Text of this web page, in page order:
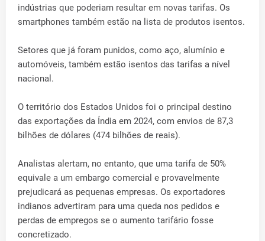
indústrias que poderiam resultar em novas tarifas. Os
smartphones também estão na lista de produtos isentos.
Setores que já foram punidos, como aço, alumínio e
automóveis, também estão isentos das tarifas a nível
nacional.
O território dos Estados Unidos foi o principal destino
das exportações da Índia em 2024, com envios de 87,3
bilhões de dólares (474 bilhões de reais).
Analistas alertam, no entanto, que uma tarifa de 50%
equivale a um embargo comercial e provavelmente
prejudicará as pequenas empresas. Os exportadores
indianos advertiram para uma queda nos pedidos e
perdas de empregos se o aumento tarifário fosse
concretizado.